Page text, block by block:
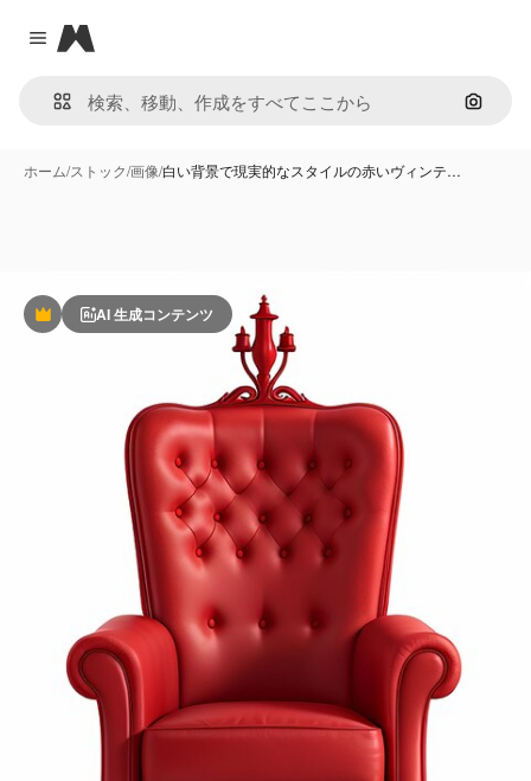
Close menu
Magnific
画像で
ホーム/ストック/画像/白い背景で現実的なスタイルの赤いヴィンテ…
PremiumAI 生成コンテンツ